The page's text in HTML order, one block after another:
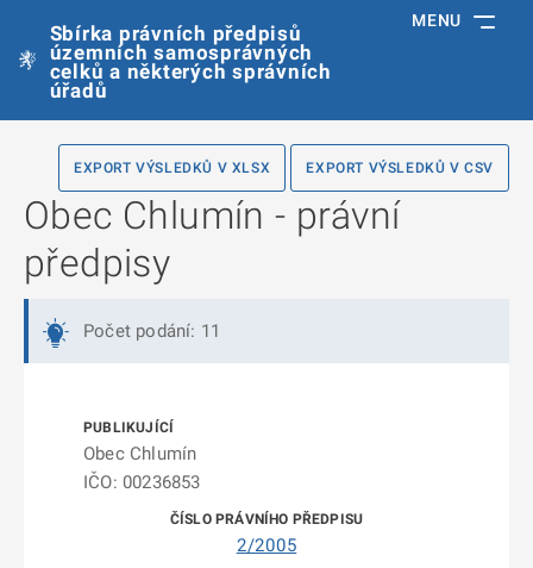
Sbírka právních předpisů
územních samosprávných
celků a některých správních
úřadů
MENU
EXPORT VÝSLEDKŮ V XLSX EXPORT VÝSLEDKŮ V CSV
Obec Chlumín - právní
předpisy
Počet podání: 11
Obec Chlumín
IČO: 00236853
2/2005